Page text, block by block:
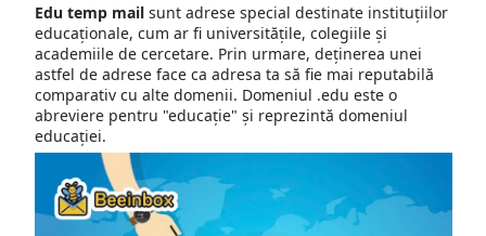
Edu temp mailsunt adrese special destinate instituțiilor
educaționale, cum ar fi universitățile, colegiile și
academiile de cercetare. Prin urmare, deținerea unei
astfel de adrese face ca adresa ta să fie mai reputabilă
comparativ cu alte domenii. Domeniul .edu este o
abreviere pentru "educație" și reprezintă domeniul
educației.